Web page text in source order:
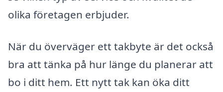
olika företagen erbjuder.
När du överväger ett takbyte är det också
bra att tänka på hur länge du planerar att
bo i ditt hem. Ett nytt tak kan öka ditt